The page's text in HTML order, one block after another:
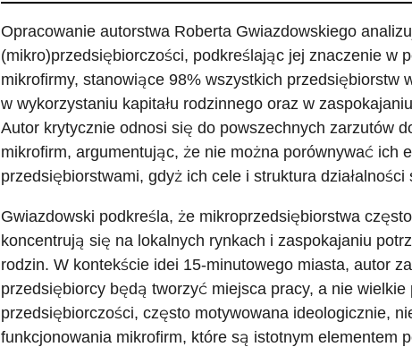
Opracowanie autorstwa Roberta Gwiazdowskiego
(mikro)przedsiębiorczości, podkreślając jej znaczenie w
mikrofirmy, stanowiące 98% wszystkich przedsiębiorstw
w wykorzystaniu kapitału rodzinnego oraz w
Autor krytycznie odnosi się do powszechnych zarzutów
mikrofirm, argumentując, że nie można porównywać ich
przedsiębiorstwami, gdyż ich cele i struktura działalności
Gwiazdowski podkreśla, że mikroprzedsiębiorstwa
koncentrują się na lokalnych rynkach i zaspokajaniu
rodzin. W kontekście idei 15-minutowego miasta, autor
przedsiębiorcy będą tworzyć miejsca pracy, a nie
przedsiębiorczości, często motywowana ideologicznie,
funkcjonowania mikrofirm, które są istotnym elementem